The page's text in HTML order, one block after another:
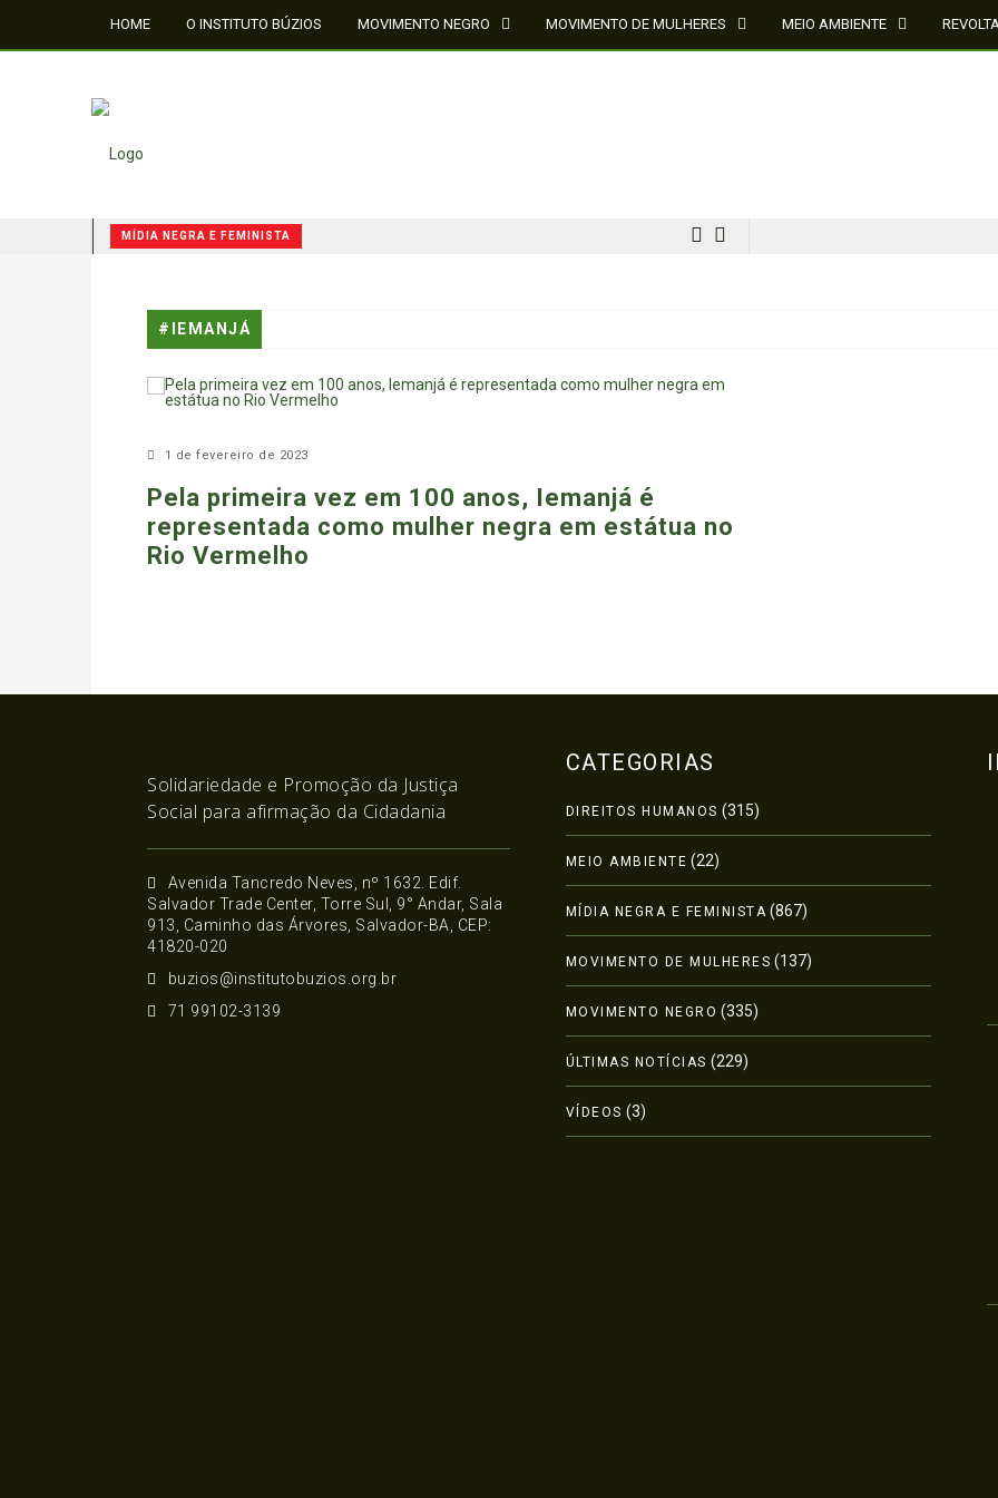
HOME O INSTITUTO BÚZIOS MOVIMENTO NEGRO MOVIMENTO DE MULHERES MEIO AMBIENTE
MÍDIA NEGRA E FEMINISTA
#IEMANJÁ
1 de fevereiro de 2023
Pela primeira vez em 100 anos, Iemanjá é
representada como mulher negra em estátua no
Rio Vermelho
Solidariedade e Promoção da Justiça
Social para afirmação da Cidadania
Avenida Tancredo Neves, nº 1632. Edif.
Salvador Trade Center, Torre Sul, 9° Andar, Sala
913, Caminho das Árvores, Salvador-BA, CEP:
41820-020
buzios@institutobuzios.org.br
71 99102-3139
CATEGORIAS
DIREITOS HUMANOS (315)
MEIO AMBIENTE (22)
MÍDIA NEGRA E FEMINISTA (867)
MOVIMENTO DE MULHERES (137)
MOVIMENTO NEGRO (335)
ÚLTIMAS NOTÍCIAS (229)
VÍDEOS (3)